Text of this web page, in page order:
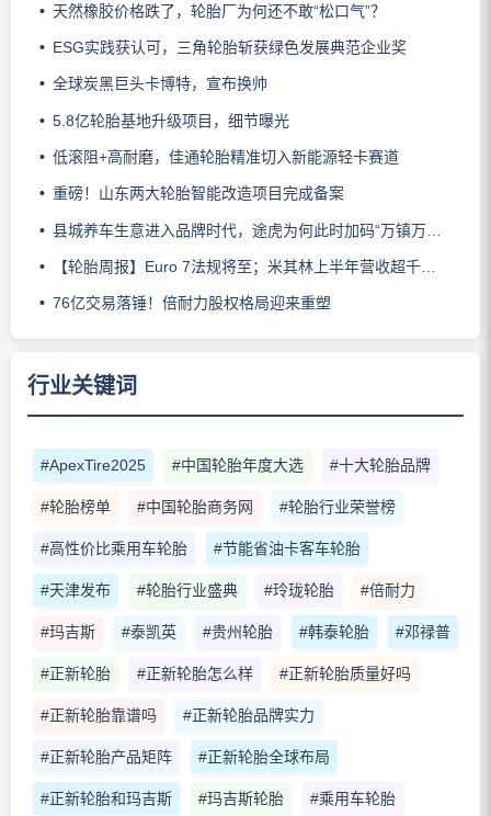
天然橡胶价格跌了，轮胎厂为何还不敢“松口气”？
ESG实践获认可，三角轮胎斩获绿色发展典范企业奖
全球炭黑巨头卡博特，宣布换帅
5.8亿轮胎基地升级项目，细节曝光
低滚阻+高耐磨，佳通轮胎精准切入新能源轻卡赛道
重磅！山东两大轮胎智能改造项目完成备案
县城养车生意进入品牌时代，途虎为何此时加码“万镇万店”？
【轮胎周报】Euro 7法规将至；米其林上半年营收超千亿；倍耐力上半年盈利稳增；龙星炭黑斩获欧洲近万吨订单
76亿交易落锤！倍耐力股权格局迎来重塑
行业关键词
#ApexTire2025 #中国轮胎年度大选 #十大轮胎品牌
#轮胎榜单 #中国轮胎商务网 #轮胎行业荣誉榜
#高性价比乘用车轮胎 #节能省油卡客车轮胎
#天津发布 #轮胎行业盛典 #玲珑轮胎 #倍耐力
#玛吉斯 #泰凯英 #贵州轮胎 #韩泰轮胎 #邓禄普
#正新轮胎 #正新轮胎怎么样 #正新轮胎质量好吗
#正新轮胎靠谱吗 #正新轮胎品牌实力
#正新轮胎产品矩阵 #正新轮胎全球布局
#正新轮胎和玛吉斯 #玛吉斯轮胎 #乘用车轮胎